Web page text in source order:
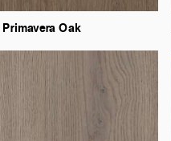
Primavera Oak